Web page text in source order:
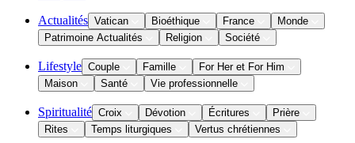
Actualités Vatican Bioéthique France
Monde
Patrimoine Actualités
Religion Société
Lifestyle Couple Famille
For Her et For Him
Maison
Santé Vie professionnelle
Spiritualité Croix Dévotion Écritures
Prière
Rites
Temps liturgiques Vertus chrétiennes